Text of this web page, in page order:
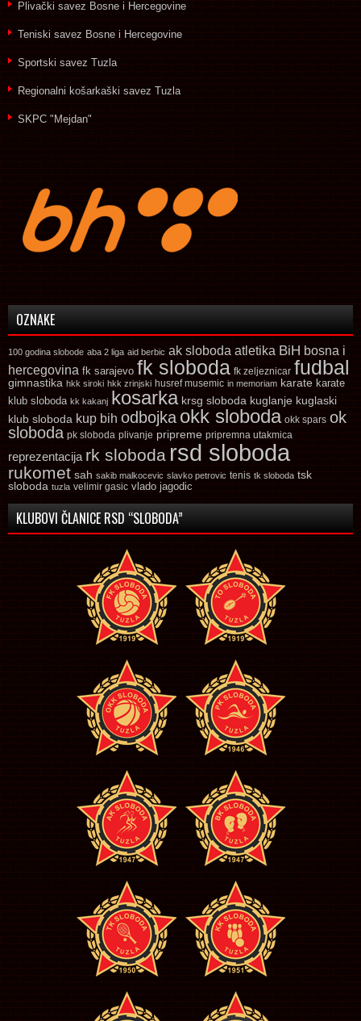
Plivački savez Bosne i Hercegovine
Teniski savez Bosne i Hercegovine
Sportski savez Tuzla
Regionalni košarkaški savez Tuzla
SKPC "Mejdan"
OZNAKE
100 godina slobode aba 2 liga aid berbic ak sloboda atletika BiH bosna i
hercegovina fk sarajevo fk sloboda fk zeljeznicar fudbal
gimnastika hkk siroki hkk zrinjski husref musemic in memoriam karate karate
klub sloboda kk kakanj kosarka krsg sloboda kuglanje kuglaski
klub sloboda kup bih odbojka okk sloboda okk spars ok
sloboda pk sloboda plivanje pripreme pripremna utakmica
reprezentacija rk sloboda rsd sloboda
rukomet sah sakib malkocevic slavko petrovic tenis tk sloboda tsk
sloboda tuzla velimir gasic vlado jagodic
KLUBOVI ČLANICE RSD “SLOBODA”